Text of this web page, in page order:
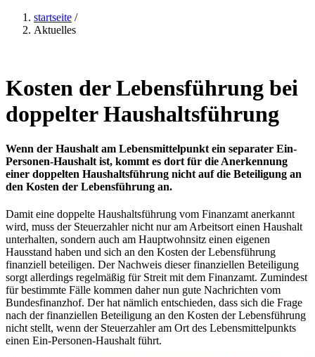
startseite /
Aktuelles
Kosten der Lebensführung bei
doppelter Haushaltsführung
Wenn der Haushalt am Lebensmittelpunkt ein separater Ein-
Personen-Haushalt ist, kommt es dort für die Anerkennung
einer doppelten Haushaltsführung nicht auf die Beteiligung an
den Kosten der Lebensführung an.
Damit eine doppelte Haushaltsführung vom Finanzamt anerkannt
wird, muss der Steuerzahler nicht nur am Arbeitsort einen Haushalt
unterhalten, sondern auch am Hauptwohnsitz einen eigenen
Hausstand haben und sich an den Kosten der Lebensführung
finanziell beteiligen. Der Nachweis dieser finanziellen Beteiligung
sorgt allerdings regelmäßig für Streit mit dem Finanzamt. Zumindest
für bestimmte Fälle kommen daher nun gute Nachrichten vom
Bundesfinanzhof. Der hat nämlich entschieden, dass sich die Frage
nach der finanziellen Beteiligung an den Kosten der Lebensführung
nicht stellt, wenn der Steuerzahler am Ort des Lebensmittelpunkts
einen Ein-Personen-Haushalt führt.